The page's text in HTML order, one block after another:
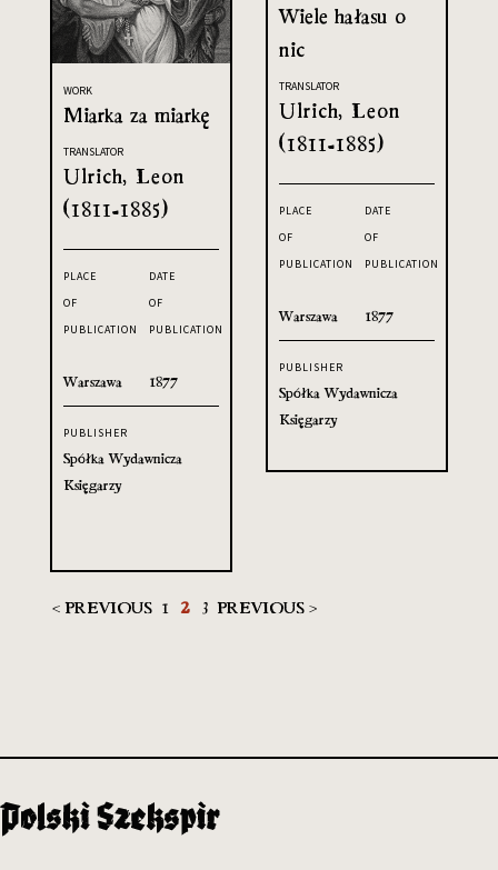
Wiele hałasu o
nic
TRANSLATOR
Ulrich, Leon
(1811-1885)
PLACE
OF
PUBLICATION
Warszawa
DATE
OF
PUBLICATION
1877
PUBLISHER
Spółka Wydawnicza
Księgarzy
WORK
Miarka za miarkę
TRANSLATOR
Ulrich, Leon
(1811-1885)
PLACE
OF
PUBLICATION
Warszawa
DATE
OF
PUBLICATION
1877
PUBLISHER
Spółka Wydawnicza
Księgarzy
< PREVIOUS 1 2 3 PREVIOUS >